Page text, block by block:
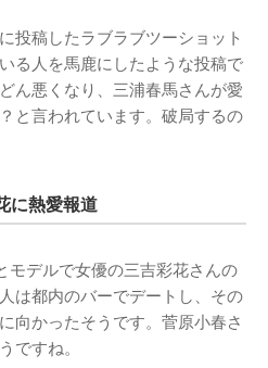
投稿したラブラブツーショット
る人を馬鹿にしたような投稿で
ん悪くなり、三浦春馬さんが愛
と言われています。破局するの
に熱愛報道
モデルで女優の三吉彩花さんの
は都内のバーでデートし、その
向かったそうです。菅原小春さ
ですね。